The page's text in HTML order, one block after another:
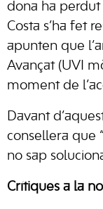
dona ha perdut
Costa s’ha fet
apunten que
Avançat (UVI
moment de
Davant
consellera que
no sap
Crítiques a la